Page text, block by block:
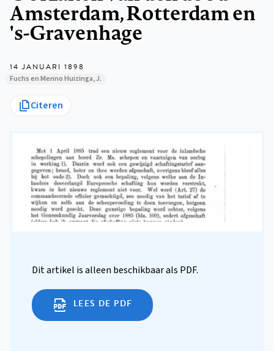
Amsterdam, Rotterdam en
's-Gravenhage
14 JANUARI 1898
Fuchs en Menno Huizinga, J.
Citeren
Dit artikel is alleen beschikbaar als PDF.
LEES DE PDF